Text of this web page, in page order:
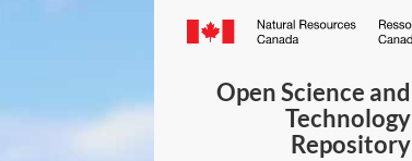
Canada.ca
Open Science and
Technology
Repository